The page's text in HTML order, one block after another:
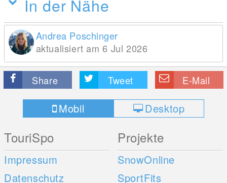
In der Nähe
Andrea Poschinger
aktualisiert am 6 Jul 2026
Share Tweet E-Mail
Mobil Desktop
TouriSpo
Impressum
Datenschutz
Projekte
SnowOnline
SportFits